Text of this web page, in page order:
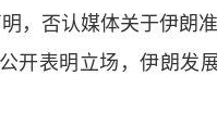
，否认媒体关于伊朗
开表明立场，伊朗发